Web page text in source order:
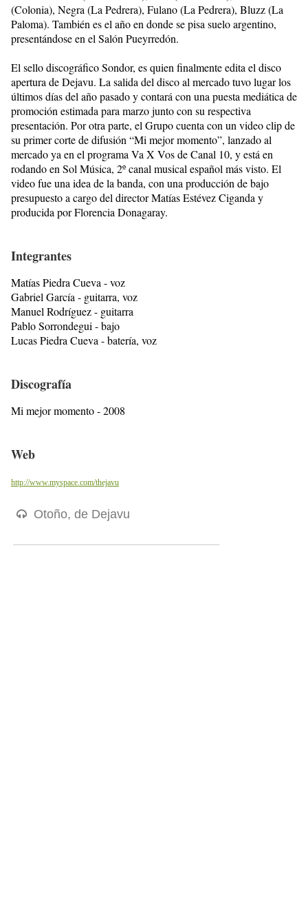
(Colonia), Negra (La Pedrera), Fulano (La Pedrera), Bluzz (La
Paloma). También es el año en donde se pisa suelo argentino,
presentándose en el Salón Pueyrredón.
El sello discográfico Sondor, es quien finalmente edita el disco
apertura de Dejavu. La salida del disco al mercado tuvo lugar los
últimos días del año pasado y contará con una puesta mediática de
promoción estimada para marzo junto con su respectiva
presentación. Por otra parte, el Grupo cuenta con un video clip de
su primer corte de difusión “Mi mejor momento”, lanzado al
mercado ya en el programa Va X Vos de Canal 10, y está en
rodando en Sol Música, 2º canal musical español más visto. El
video fue una idea de la banda, con una producción de bajo
presupuesto a cargo del director Matías Estévez Ciganda y
producida por Florencia Donagaray.
Integrantes
Matías Piedra Cueva - voz
Gabriel García - guitarra, voz
Manuel Rodríguez - guitarra
Pablo Sorrondegui - bajo
Lucas Piedra Cueva - batería, voz
Discografía
Mi mejor momento - 2008
Web
http://www.myspace.com/thejavu
Otoño, de Dejavu